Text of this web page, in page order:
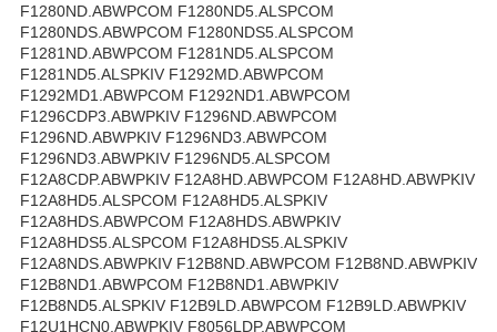
F1280ND.ABWPCOM F1280ND5.ALSPCOM
F1280NDS.ABWPCOM F1280NDS5.ALSPCOM
F1281ND.ABWPCOM F1281ND5.ALSPCOM
F1281ND5.ALSPKIV F1292MD.ABWPCOM
F1292MD1.ABWPCOM F1292ND1.ABWPCOM
F1296CDP3.ABWPKIV F1296ND.ABWPCOM
F1296ND.ABWPKIV F1296ND3.ABWPCOM
F1296ND3.ABWPKIV F1296ND5.ALSPCOM
F12A8CDP.ABWPKIV F12A8HD.ABWPCOM F12A8HD.ABWPKIV
F12A8HD5.ALSPCOM F12A8HD5.ALSPKIV
F12A8HDS.ABWPCOM F12A8HDS.ABWPKIV
F12A8HDS5.ALSPCOM F12A8HDS5.ALSPKIV
F12A8NDS.ABWPKIV F12B8ND.ABWPCOM F12B8ND.ABWPKIV
F12B8ND1.ABWPCOM F12B8ND1.ABWPKIV
F12B8ND5.ALSPKIV F12B9LD.ABWPCOM F12B9LD.ABWPKIV
F12U1HCN0.ABWPKIV F8056LDP.ABWPCOM